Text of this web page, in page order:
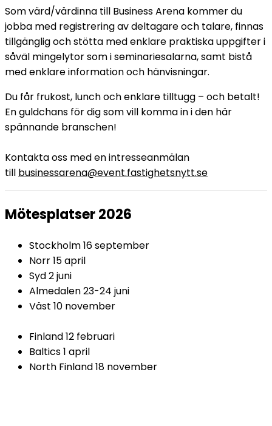
Som värd/värdinna till Business Arena kommer du
jobba med registrering av deltagare och talare, finnas
tillgänglig och stötta med enklare praktiska uppgifter i
såväl mingelytor som i seminariesalarna, samt bistå
med enklare information och hänvisningar.
Du får frukost, lunch och enklare tilltugg – och betalt!
En guldchans för dig som vill komma in i den här
spännande branschen!
Kontakta oss med en intresseanmälan
till businessarena@event.fastighetsnytt.se
Mötesplatser 2026
Stockholm 16 september
Norr 15 april
Syd 2 juni
Almedalen 23-24 juni
Väst 10 november
Finland 12 februari
Baltics 1 april
North Finland 18 november